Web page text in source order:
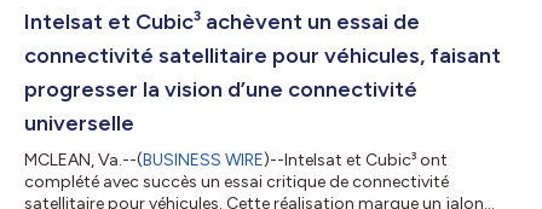
services et l’accroissement des investissements en Inde. La
Intelsat et Cubic³ achèvent un essai de
connectivité satellitaire pour véhicules, faisant
progresser la vision d’une connectivité
universelle
MCLEAN, Va.--(BUSINESS WIRE)--Intelsat et Cubic³ ont
complété avec succès un essai critique de connectivité
satellitaire pour véhicules. Cette réalisation marque un jalon